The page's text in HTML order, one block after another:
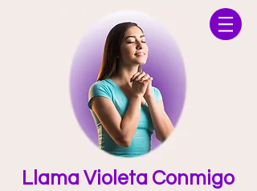
Llama Violeta Conmigo